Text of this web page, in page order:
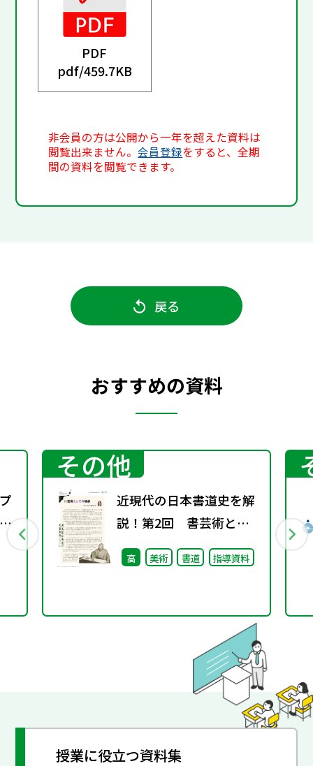
PDF
pdf/459.7KB
非会員の方は公開から一年を超えた資料は
閲覧出来ません。会員登録をすると、全期
間の資料を閲覧できます。
戻る
おすすめの資料
その他
近現代の日本書道史を解
説！第2回 書芸術とし
ての地歩
高 美術 書道 指導資料
授業に役立つ資料集